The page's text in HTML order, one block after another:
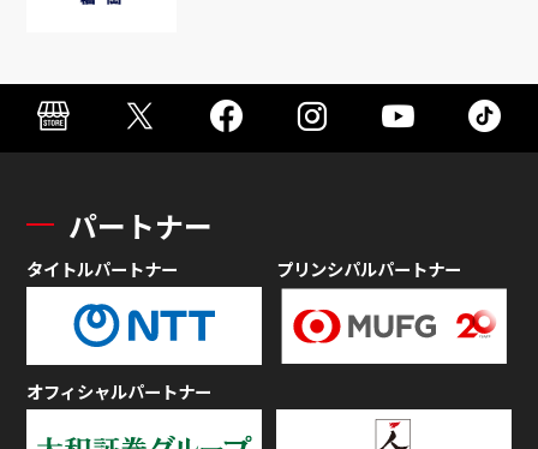
パートナー
タイトルパートナー プリンシパルパートナー
オフィシャルパートナー